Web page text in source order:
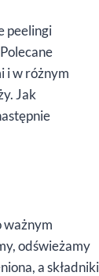
peelingi
i w różnym
Jak
ważnym
odświeżamy
a składniki